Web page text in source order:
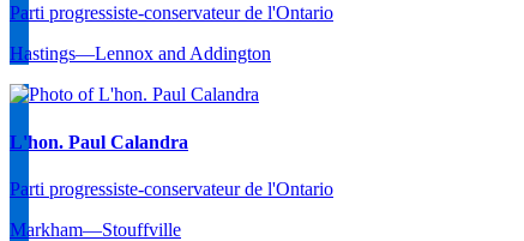
Parti progressiste-conservateur de l'Ontario
Hastings—Lennox and Addington
L'hon. Paul Calandra
Parti progressiste-conservateur de l'Ontario
Markham—Stouffville